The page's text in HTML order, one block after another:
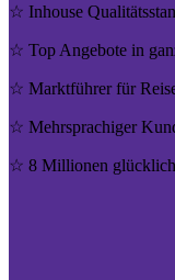
☆ Inhouse
☆ Top Angebote in
☆ Markt­füh­rer für
☆ Mehr­spra­chi­ger
☆ 8 Millionen